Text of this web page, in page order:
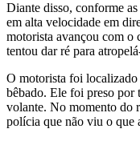
Diante disso, conforme
em alta velocidade em
motorista avançou com o
tentou dar ré para
O motorista foi
bêbado. Ele foi preso por
volante. No momento do
polícia que não viu o que